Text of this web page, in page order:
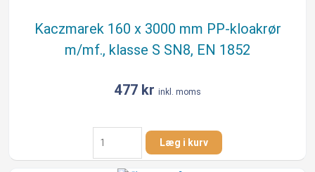
kl.
S
SN8,
Kaczmarek 160 x 3000 mm PP-kloakrør
m/mf., klasse S SN8, EN 1852
477 kr inkl. moms
Kaczmarek
160
x
Læg i kurv